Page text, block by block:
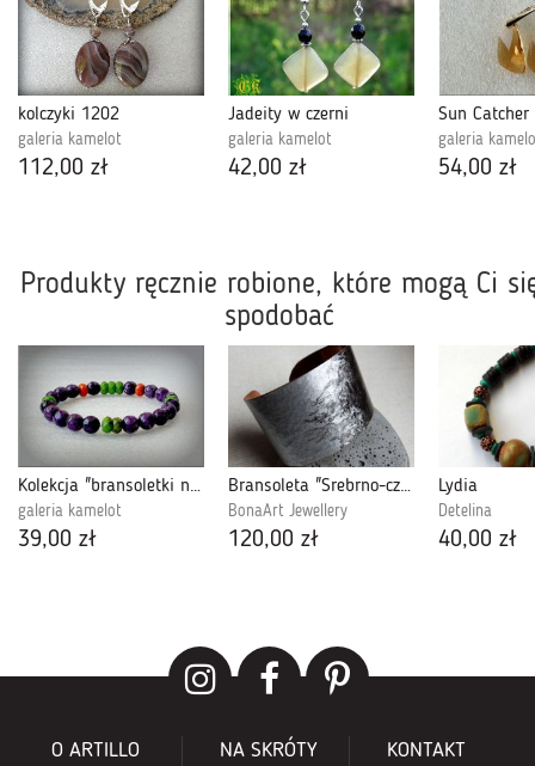
kolczyki 1202
galeria kamelot
112,00 zł
Jadeity w czerni
galeria kamelot
42,00 zł
Sun Catcher
galeria
54,00 zł
Produkty ręcznie robione, które mogą Ci
spodobać
Kolekcja "bransoletki na bogato" - No.196
galeria kamelot
39,00 zł
Bransoleta "Srebrno-czarna elegancja"
BonaArt Jewellery
120,00 zł
Lydia
Detelina
40,00 zł
O ARTILLO NA SKRÓTY KONTAKT